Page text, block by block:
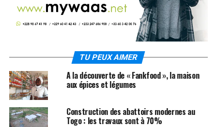
TU PEUX AIMER
A la découverte de « Fankfood », la maison
aux épices et légumes
Construction des abattoirs modernes au
Togo : les travaux sont à 70%